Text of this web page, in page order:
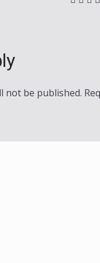
not be published.